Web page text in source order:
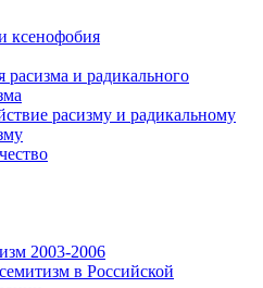
ксенофобия
расизма и радикального
расизму и радикальному
2003-2006
в Российской